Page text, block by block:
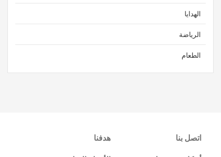
الهدايا
الرياضة
الطعام
اتصل بنا
هدفنا